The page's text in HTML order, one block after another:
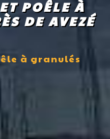
POÊLE À
DE AVEZÉ
à granulés